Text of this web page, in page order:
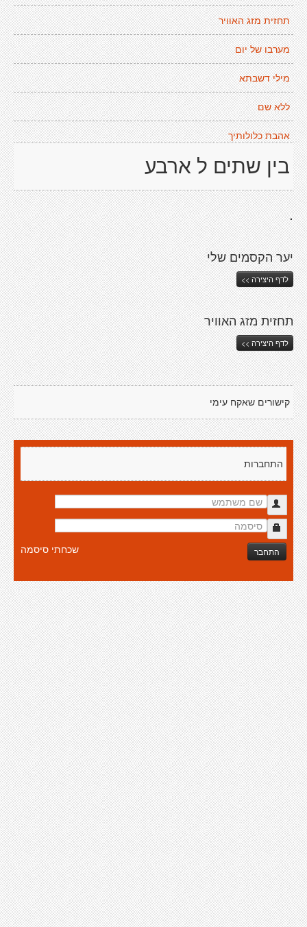
תחזית מזג האוויר
מערבו של יום
מילי דשבתא
ללא שם
אהבת כלולותיך
בין שתים ל ארבע
.
יער הקסמים שלי
לדף היצירה >>
תחזית מזג האוויר
לדף היצירה >>
קישורים שאקח עימי
התחברות
התחבר שכחתי סיסמה